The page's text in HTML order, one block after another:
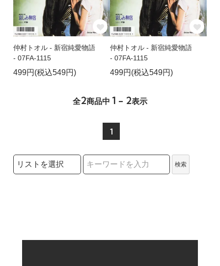
仲村トオル - 新宿純愛物語
- 07FA-1115
499円(税込549円)
仲村トオル - 新宿純愛物語
- 07FA-1115
499円(税込549円)
全2商品中 1 - 2表示
1
検索リストの選択
検索